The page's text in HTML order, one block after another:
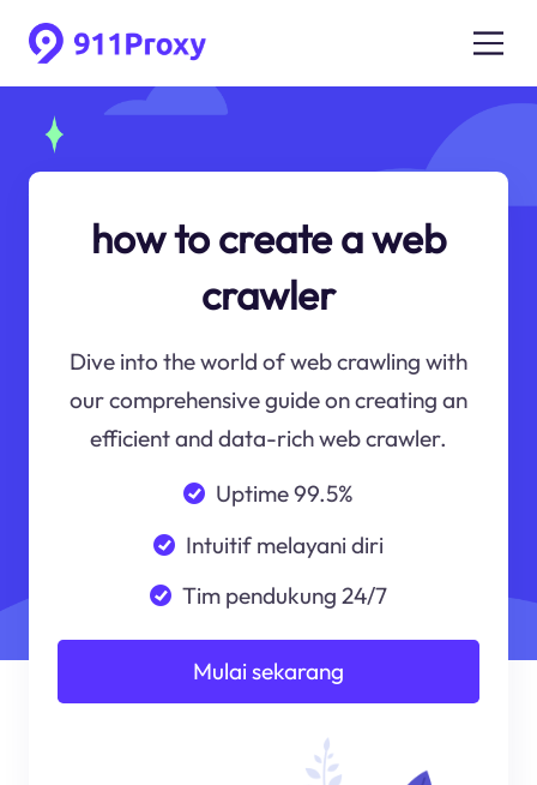
how to create a web
crawler
Dive into the world of web crawling with
our comprehensive guide on creating an
efficient and data-rich web crawler.
Uptime 99.5%
Intuitif melayani diri
Tim pendukung 24/7
Mulai sekarang